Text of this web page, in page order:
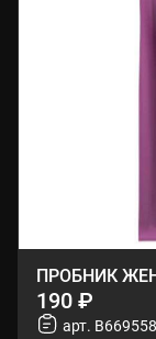
ПРОБНИК
190 ₽
арт.